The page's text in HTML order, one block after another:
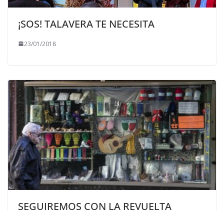
¡SOS! TALAVERA TE NECESITA
23/01/2018
SEGUIREMOS CON LA REVUELTA